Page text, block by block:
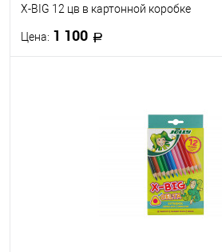
X-BIG 12 цв в картонной коробке
Цена: 1 100